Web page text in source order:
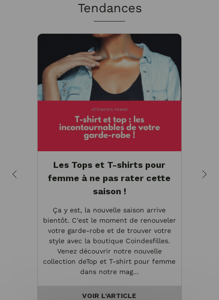
Tendances
Les Tops et T-shirts pour
femme à ne pas rater cette
saison !
Ça y est, la nouvelle saison arrive
bientôt. C'est le moment de renouveler
votre garde-robe et de trouver votre
style avec la boutique Coindesfilles.
Venez découvrir notre nouvelle
collection deTop et T-shirt pour femme
dans notre mag...
VOIR L'ARTICLE